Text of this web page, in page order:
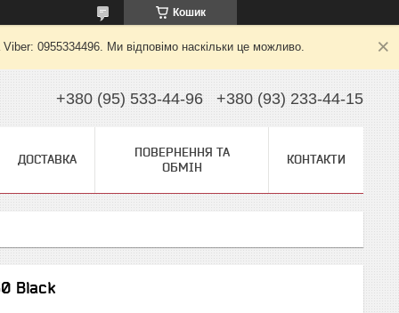
Кошик
0955334496. Ми відповімо наскільки це можливо.
+380 (95) 533-44-96 +380 (93) 233-44-15
ДОСТАВКА
ПОВЕРНЕННЯ ТА
ОБМІН
КОНТАКТИ
Black